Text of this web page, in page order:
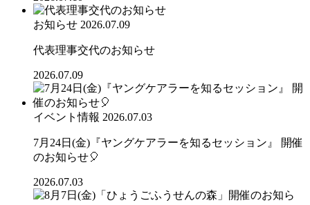
お知らせ 2026.07.09
代表理事交代のお知らせ
2026.07.09
イベント情報 2026.07.03
7月24日(金)『ヤングケアラーを知るセッション』 開催
のお知らせ🎈
2026.07.03